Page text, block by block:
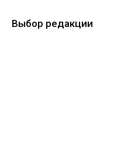
Выбор редакции